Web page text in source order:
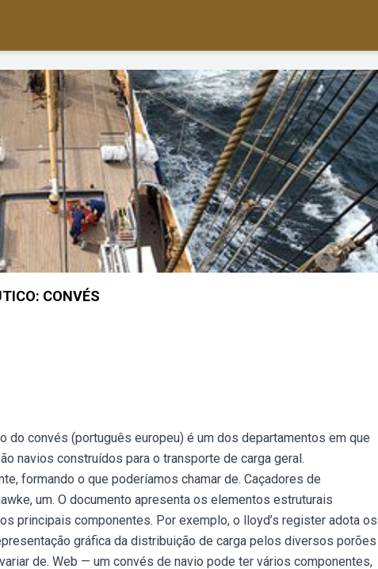
CONVÉS
convés (português europeu) é um dos departamentos em que
navios construídos para o transporte de carga geral.
formando o que poderíamos chamar de. Caçadores de
um. O documento apresenta os elementos estruturais
principais componentes. Por exemplo, o lloyd’s register adota os
gráfica da distribuição de carga pelos diversos porões
de. Web — um convés de navio pode ter vários componentes,